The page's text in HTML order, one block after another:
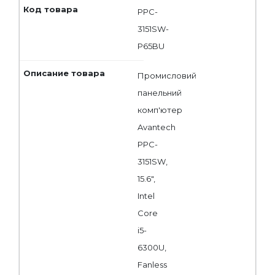
PPC-
3151SW-
P65BU
Промисловий
панельний
комп'ютер
Avantech
PPC-
3151SW,
15.6",
Intel
Core
i5-
6300U,
Fanless